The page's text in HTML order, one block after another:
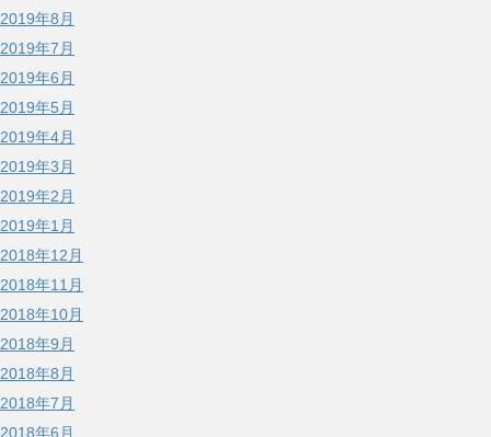
2019年8月
2019年7月
2019年6月
2019年5月
2019年4月
2019年3月
2019年2月
2019年1月
2018年12月
2018年11月
2018年10月
2018年9月
2018年8月
2018年7月
2018年6月